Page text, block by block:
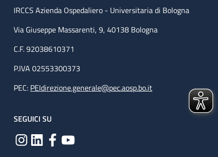
IRCCS Azienda Ospedaliero - Universitaria di Bologna
Via Giuseppe Massarenti, 9, 40138 Bologna
C.F. 92038610371
P.IVA 02553300373
PEC: PEIdirezione.generale@pec.aosp.bo.it
SEGUICI SU